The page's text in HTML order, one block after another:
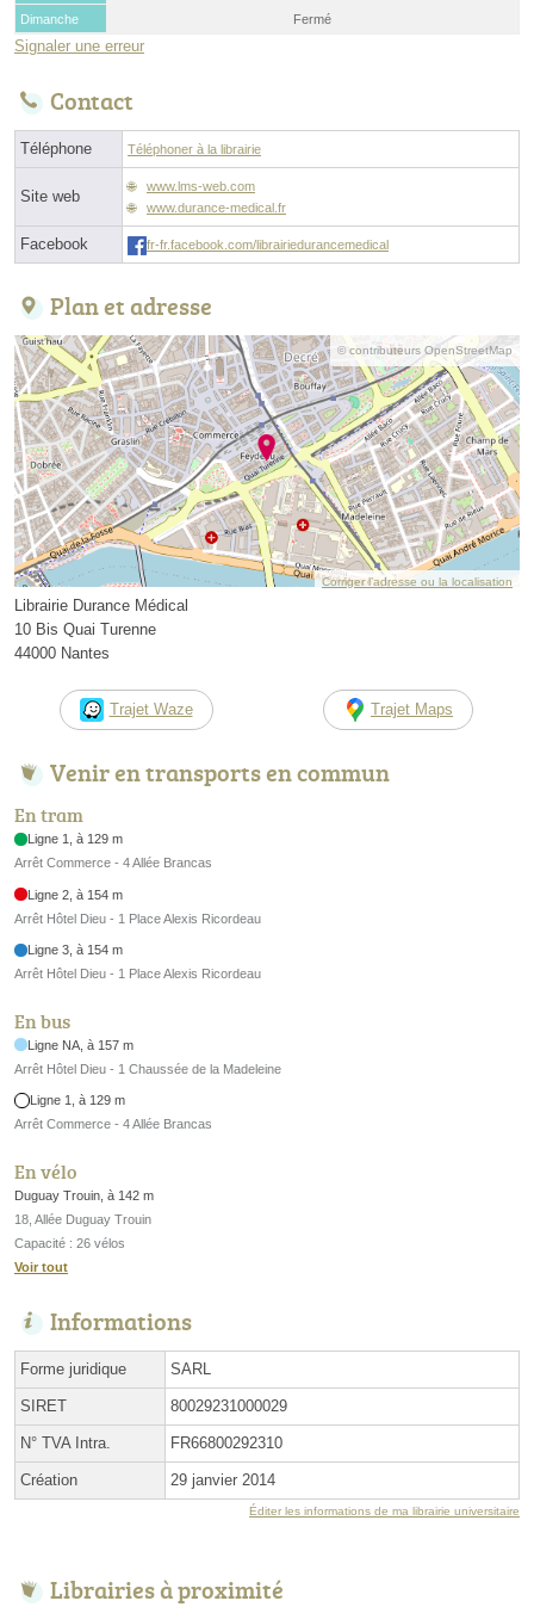
Dimanche
Fermé
Signaler une erreur
Contact
Téléphone Téléphoner à la librairie
Site web
www.lms-web.com
www.durance-medical.fr
Facebook fr-fr.facebook.com/librairiedurancemedical
Plan et adresse
© contributeurs OpenStreetMap
Corriger l’adresse ou la localisation
Librairie Durance Médical
10 Bis Quai Turenne
44000 Nantes
Trajet Waze Trajet Maps
Venir en transports en commun
En tram
Ligne 1, à 129 m
Arrêt Commerce - 4 Allée Brancas
Ligne 2, à 154 m
Arrêt Hôtel Dieu - 1 Place Alexis Ricordeau
Ligne 3, à 154 m
Arrêt Hôtel Dieu - 1 Place Alexis Ricordeau
En bus
Ligne NA, à 157 m
Arrêt Hôtel Dieu - 1 Chaussée de la Madeleine
Ligne 1, à 129 m
Arrêt Commerce - 4 Allée Brancas
En vélo
Duguay Trouin, à 142 m
18, Allée Duguay Trouin
Capacité : 26 vélos
Voir tout
Informations
Forme juridique SARL
SIRET 80029231000029
N° TVA Intra. FR66800292310
Création 29 janvier 2014
Éditer les informations de ma librairie universitaire
Librairies à proximité